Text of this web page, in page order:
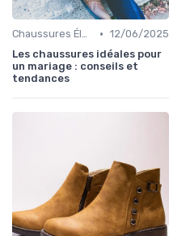
Chaussures Élégantes et de Cérémonie • 12/06/2025
Les chaussures idéales pour
un mariage : conseils et
tendances